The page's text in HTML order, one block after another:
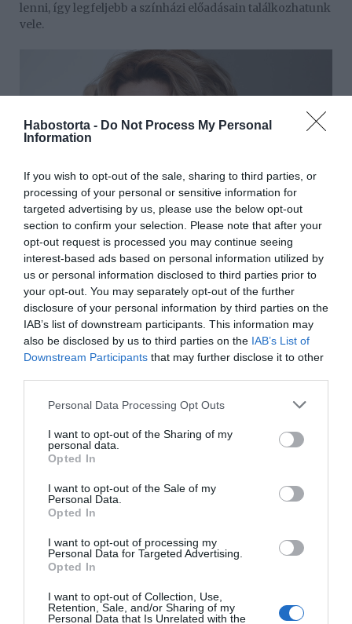
Habostorta - Do Not Process My Personal
Information
If you wish to opt-out of the sale, sharing to third parties, or
processing of your personal or sensitive information for
targeted advertising by us, please use the below opt-out
section to confirm your selection. Please note that after your
opt-out request is processed you may continue seeing
interest-based ads based on personal information utilized by
us or personal information disclosed to third parties prior to
your opt-out. You may separately opt-out of the further
disclosure of your personal information by third parties on the
IAB’s list of downstream participants. This information may
also be disclosed by us to third parties on the IAB’s List of
Downstream Participants that may further disclose it to other
Please note that this website/app uses one or more Google
not limited to your visit or usage behaviour. You may click to
grant or deny consent to Google and its third-party tags to
use your data for below specified purposes in below Google
consent section.
Personal Data Processing Opt Outs
I want to opt-out of the Sharing of my
personal data.
Opted In
I want to opt-out of the Sale of my
Personal Data.
Opted In
I want to opt-out of processing my
Personal Data for Targeted Advertising.
Opted In
I want to opt-out of Collection, Use,
Retention, Sale, and/or Sharing of my
Personal Data that Is Unrelated with the
lenni, így legfeljebb a színházi előadásain találkozhatunk
vele.
A tragikus hirtelenséggel elhunyt 21 éves kajakos halála
nem csak őt, de lányát is szíven ütötte. Így nem volt
kérdés Pintér Tibor, Kata volt párja és lányának apja
számára, hogy segítsen nekik feldolgozni a veszteséget.
Pintér a lapnak tett nyilatkozatában arról beszélt, hogy
kiáll és segít most szerettein, majd hozzátette, hogy a
felelőtlen ittas sofőröket a vezetéstől azzal tántorítaná el,
hogy megmutatja nekik, hogy tud a fájdalom szétszedni
egy egész családot.
Forrás: Blikk
Megosztás:
Címkék: Pintér Tibor
Korábbi bejegyzések Következő bejegyzés
HASONLÓ BEJEGYZÉSEK